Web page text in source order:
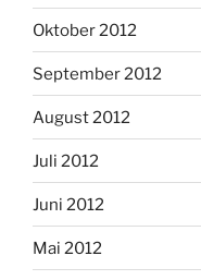
Oktober 2012
September 2012
August 2012
Juli 2012
Juni 2012
Mai 2012